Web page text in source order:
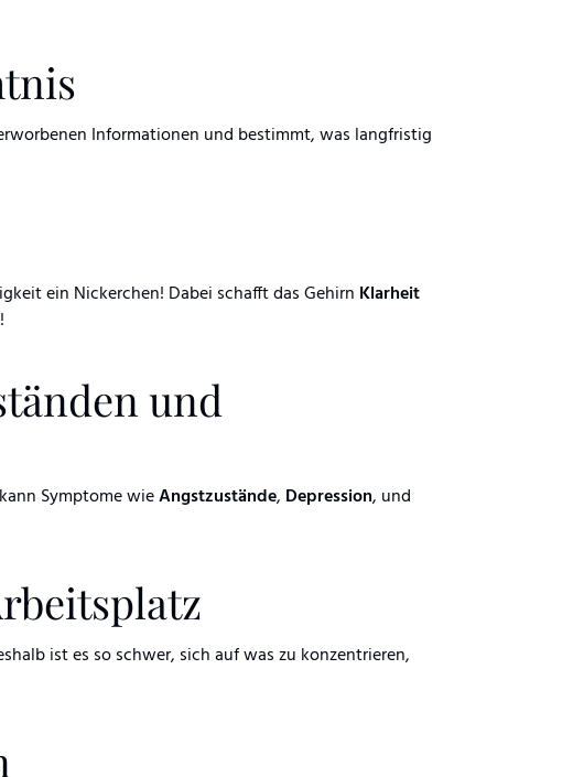
Informationen und bestimmt, was langfristig
ein Nickerchen! Dabei schafft das Gehirn Klarheit
und
Symptome wieAngstzustände, Depression, und
ist es so schwer, sich auf was zu konzentrieren,